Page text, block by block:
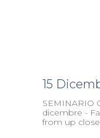
15
SEMINARIO
dicembre -
from up